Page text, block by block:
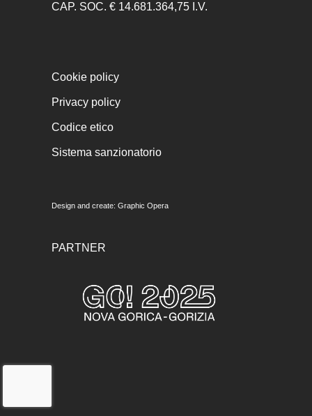
CAP. SOC. € 14.681.364,75 I.V.
Cookie policy
Privacy policy
Codice etico
Sistema sanzionatorio
Design and create: Graphic Opera
PARTNER